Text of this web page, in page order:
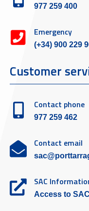
977 259 400
Emergency
(+34) 900 229
Customer
Contact phone
977 259 462
Contact email
SAC
Access to